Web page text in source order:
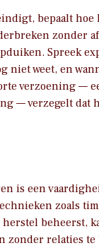
bepaalt
zonder
Spreek
niet weet, en
verzoening —
— verzegelt dat
is een
zoals
herstel beheerst,
zonder relaties te